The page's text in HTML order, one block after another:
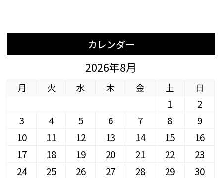
カレンダー
2026年8月
月 火 水 木 金 土 日
1
2
3
4 5 6 7 8
9
10
11 12 13 14 15
16
17
18 19 20 21 22
23
24
25 26 27 28 29
30